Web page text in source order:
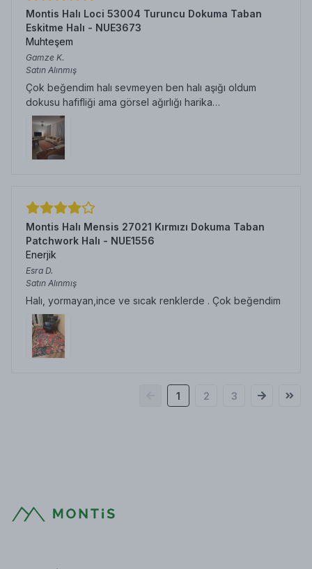
Montis Halı Loci 53004 Turuncu Dokuma Taban
Eskitme Halı - NUE3673
Muhteşem
Gamze K.
Satın Alınmış
Çok beğendim halı sevmeyen ben halı aşığı oldum
dokusu hafifliği ama görsel ağırlığı harika…
Montis Halı Mensis 27021 Kırmızı Dokuma Taban
Patchwork Halı - NUE1556
Enerjik
Esra D.
Satın Alınmış
Halı, yormayan,ince ve sıcak renklerde . Çok beğendim
1 2 3